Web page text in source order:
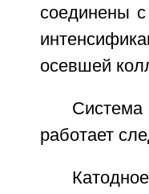
соединены
осевшей
работает